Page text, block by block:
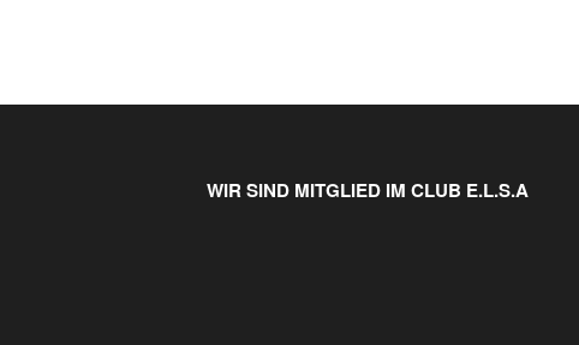
WIR SIND MITGLIED IM CLUB E.L.S.A